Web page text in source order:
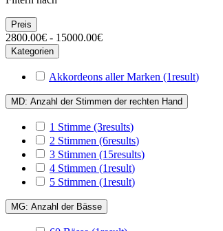
Preis
2800.00€ - 15000.00€
Kategorien
Akkordeons aller Marken (1result)
MD: Anzahl der Stimmen der rechten Hand
1 Stimme (3results)
2 Stimmen (6results)
3 Stimmen (15results)
4 Stimmen (1result)
5 Stimmen (1result)
MG: Anzahl der Bässe